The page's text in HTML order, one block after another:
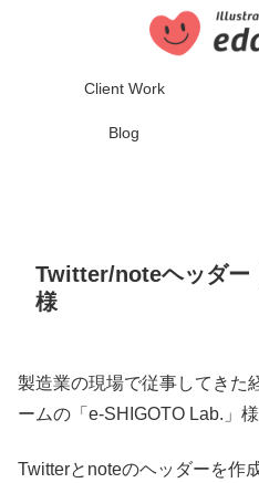
Client Work
Blog
Twitter/noteヘッダー
様
製造業の現場で従事してきた
ームの「e-SHIGOTO Lab.」様
Twitterとnoteのヘッダーを作